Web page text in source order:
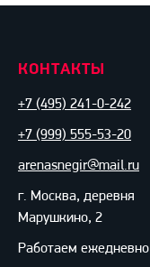
КОНТАКТЫ
+7 (495) 241-0-242
+7 (999) 555-53-20
arenasnegir@mail.ru
г. Москва, деревня
Марушкино, 2
Работаем ежедневно